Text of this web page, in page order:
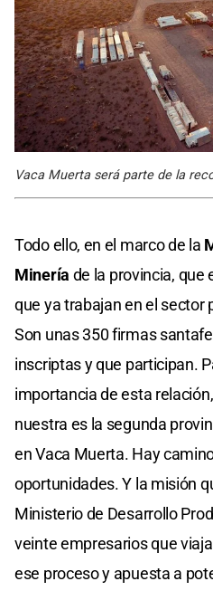
Vaca Muerta será parte de la
Todo ello, en el marco de la
Minería de la provincia, que
que ya trabajan en el sector
Son unas 350 firmas
inscriptas y que participan.
importancia de esta
nuestra es la segunda
en Vaca Muerta. Hay
oportunidades. Y la misión
Ministerio de Desarrollo
veinte empresarios que
ese proceso y apuesta a